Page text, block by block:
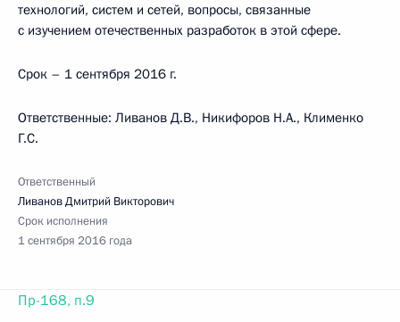
технологий, систем и сетей, вопросы, связанные
с изучением отечественных разработок в этой сфере.
Срок – 1 сентября 2016 г.
Ответственные: Ливанов Д.В., Никифоров Н.А., Клименко
Г.С.
Ответственный
Ливанов Дмитрий Викторович
Срок исполнения
1 сентября 2016 года
Пр-168, п.9